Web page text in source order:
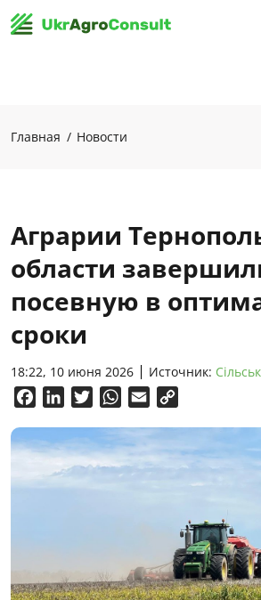
Главная Новости
Аграрии
области
посевную в
сроки
18:22, 10 июня 2026 Источник:
FacebookLinkedInTwitterWhatsApp
Email